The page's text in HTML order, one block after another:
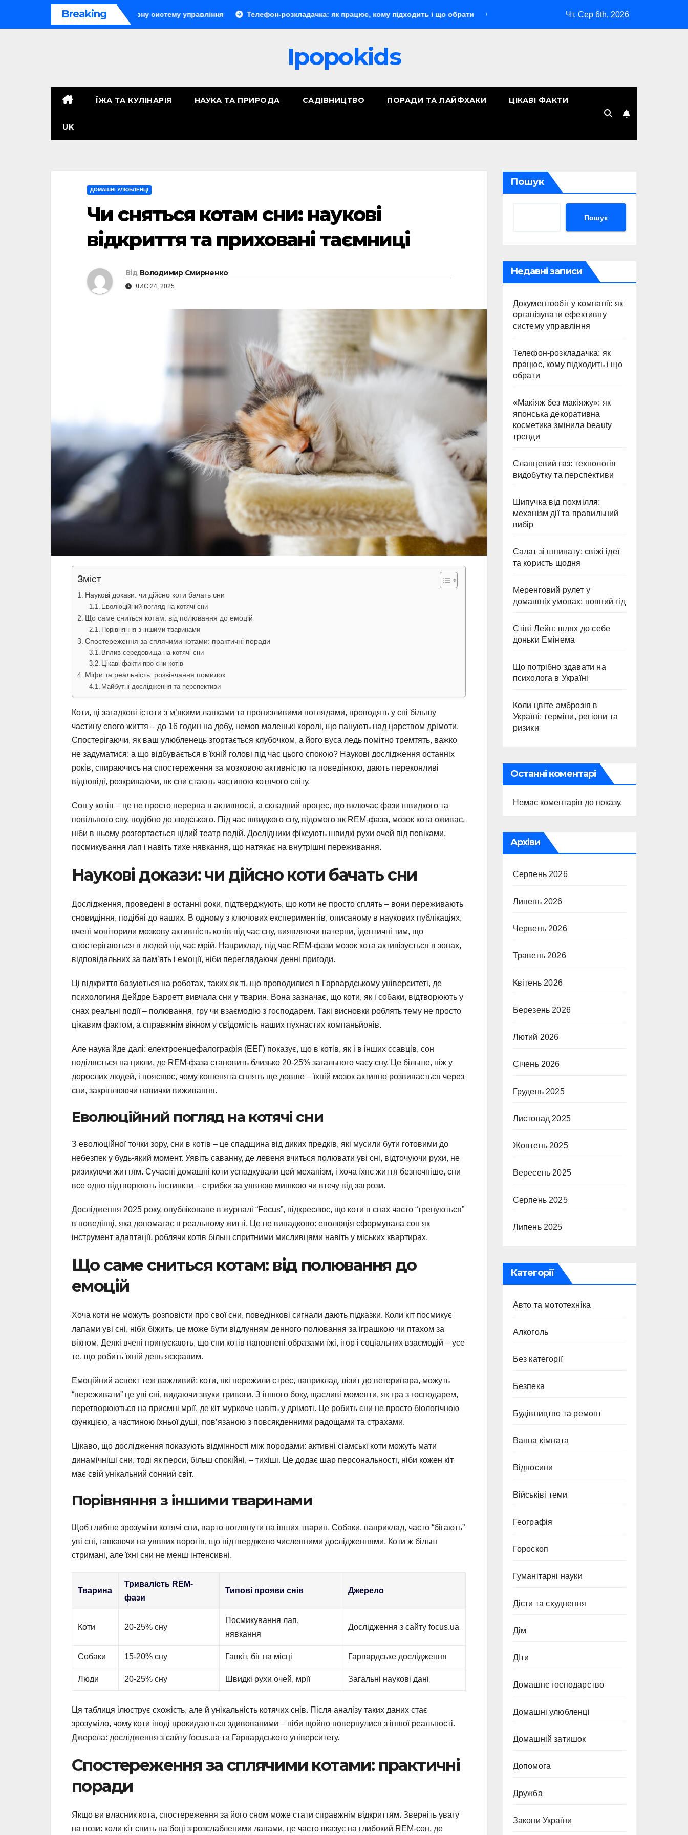
Breaking
як організувати ефективну систему управління Телефон-розкладачка: як працює, кому підходить і що обрати «Макіяж без макіяжу»: як японська декоративна косметика
Чт. Сер 6th, 2026
Ipopokids
ЇЖА ТА КУЛІНАРІЯ НАУКА ТА ПРИРОДА САДІВНИЦТВО ПОРАДИ ТА ЛАЙФХАКИ ЦІКАВІ ФАКТИ
UK
ДОМАШНІ УЛЮБЛЕНЦІ
Чи сняться котам сни: наукові
відкриття та приховані таємниці
Від Володимир Смирненко
ЛИС 24, 2025
Зміст
Наукові докази: чи дійсно коти бачать сни
Еволюційний погляд на котячі сни
Що саме сниться котам: від полювання до емоцій
Порівняння з іншими тваринами
Спостереження за сплячими котами: практичні поради
Вплив середовища на котячі сни
Цікаві факти про сни котів
Міфи та реальність: розвінчання помилок
Майбутні дослідження та перспективи
Коти, ці загадкові істоти з м’якими лапками та пронизливими поглядами, проводять у сні більшу
частину свого життя – до 16 годин на добу, немов маленькі королі, що панують над царством дрімоти.
Спостерігаючи, як ваш улюбленець згортається клубочком, а його вуса ледь помітно тремтять, важко
не задуматися: а що відбувається в їхній голові під час цього спокою? Наукові дослідження останніх
років, спираючись на спостереження за мозковою активністю та поведінкою, дають переконливі
відповіді, розкриваючи, як сни стають частиною котячого світу.
Сон у котів – це не просто перерва в активності, а складний процес, що включає фази швидкого та
повільного сну, подібно до людського. Під час швидкого сну, відомого як REM-фаза, мозок кота оживає,
ніби в ньому розгортається цілий театр подій. Дослідники фіксують швидкі рухи очей під повіками,
посмикування лап і навіть тихе нявкання, що натякає на внутрішні переживання.
Наукові докази: чи дійсно коти бачать сни
Дослідження, проведені в останні роки, підтверджують, що коти не просто сплять – вони переживають
сновидіння, подібні до наших. В одному з ключових експериментів, описаному в наукових публікаціях,
вчені моніторили мозкову активність котів під час сну, виявляючи патерни, ідентичні тим, що
спостерігаються в людей під час мрій. Наприклад, під час REM-фази мозок кота активізується в зонах,
відповідальних за пам’ять і емоції, ніби переглядаючи денні пригоди.
Ці відкриття базуються на роботах, таких як ті, що проводилися в Гарвардському університеті, де
психологиня Дейдре Барретт вивчала сни у тварин. Вона зазначає, що коти, як і собаки, відтворюють у
снах реальні події – полювання, гру чи взаємодію з господарем. Такі висновки роблять тему не просто
цікавим фактом, а справжнім вікном у свідомість наших пухнастих компаньйонів.
Але наука йде далі: електроенцефалографія (ЕЕГ) показує, що в котів, як і в інших ссавців, сон
поділяється на цикли, де REM-фаза становить близько 20-25% загального часу сну. Це більше, ніж у
дорослих людей, і пояснює, чому кошенята сплять ще довше – їхній мозок активно розвивається через
сни, закріплюючи навички виживання.
Еволюційний погляд на котячі сни
З еволюційної точки зору, сни в котів – це спадщина від диких предків, які мусили бути готовими до
небезпек у будь-який момент. Уявіть саванну, де левеня вчиться полювати уві сні, відточуючи рухи, не
ризикуючи життям. Сучасні домашні коти успадкували цей механізм, і хоча їхнє життя безпечніше, сни
все одно відтворюють інстинкти – стрибки за уявною мишкою чи втечу від загрози.
Дослідження 2025 року, опубліковане в журналі “Focus”, підкреслює, що коти в снах часто “тренуються”
в поведінці, яка допомагає в реальному житті. Це не випадково: еволюція сформувала сон як
інструмент адаптації, роблячи котів більш спритними мисливцями навіть у міських квартирах.
Що саме сниться котам: від полювання до
емоцій
Хоча коти не можуть розповісти про свої сни, поведінкові сигнали дають підказки. Коли кіт посмикує
лапами уві сні, ніби біжить, це може бути відлунням денного полювання за іграшкою чи птахом за
вікном. Деякі вчені припускають, що сни котів наповнені образами їжі, ігор і соціальних взаємодій – усе
те, що робить їхній день яскравим.
Емоційний аспект теж важливий: коти, які пережили стрес, наприклад, візит до ветеринара, можуть
“переживати” це уві сні, видаючи звуки тривоги. З іншого боку, щасливі моменти, як гра з господарем,
перетворюються на приємні мрії, де кіт муркоче навіть у дрімоті. Це робить сни не просто біологічною
функцією, а частиною їхньої душі, пов’язаною з повсякденними радощами та страхами.
Цікаво, що дослідження показують відмінності між породами: активні сіамські коти можуть мати
динамічніші сни, тоді як перси, більш спокійні, – тихіші. Це додає шар персональності, ніби кожен кіт
має свій унікальний сонний світ.
Порівняння з іншими тваринами
Щоб глибше зрозуміти котячі сни, варто поглянути на інших тварин. Собаки, наприклад, часто “бігають”
уві сні, гавкаючи на уявних ворогів, що підтверджено численними дослідженнями. Коти ж більш
стримані, але їхні сни не менш інтенсивні.
Тварина
Тривалість REM-
фази
Типові прояви снів Джерело
Коти 20-25% сну
Посмикування лап,
нявкання
Дослідження з сайту focus.ua
Собаки 15-20% сну Гавкіт, біг на місці Гарвардське дослідження
Люди 20-25% сну Швидкі рухи очей, мрії Загальні наукові дані
Ця таблиця ілюструє схожість, але й унікальність котячих снів. Після аналізу таких даних стає
зрозуміло, чому коти іноді прокидаються здивованими – ніби щойно повернулися з іншої реальності.
Джерела: дослідження з сайту focus.ua та Гарвардського університету.
Спостереження за сплячими котами: практичні
поради
Якщо ви власник кота, спостереження за його сном може стати справжнім відкриттям. Зверніть увагу
на пози: коли кіт спить на боці з розслабленими лапами, це часто вказує на глибокий REM-сон, де
Пошук
Пошук
Недавні записи
Документообіг у компанії: як
організувати ефективну
систему управління
Телефон-розкладачка: як
працює, кому підходить і що
обрати
«Макіяж без макіяжу»: як
японська декоративна
косметика змінила beauty
тренди
Сланцевий газ: технологія
видобутку та перспективи
Шипучка від похмілля:
механізм дії та правильний
вибір
Салат зі шпинату: свіжі ідеї
та користь щодня
Меренговий рулет у
домашніх умовах: повний гід
Стіві Лейн: шлях до себе
доньки Емінема
Що потрібно здавати на
психолога в Україні
Коли цвіте амброзія в
Україні: терміни, регіони та
ризики
Останні коментарі
Немає коментарів до показу.
Архіви
Серпень 2026
Липень 2026
Червень 2026
Травень 2026
Квітень 2026
Березень 2026
Лютий 2026
Січень 2026
Грудень 2025
Листопад 2025
Жовтень 2025
Вересень 2025
Серпень 2025
Липень 2025
Категорії
Авто та мототехніка
Алкоголь
Без категорії
Безпека
Будівництво та ремонт
Ванна кімната
Відносини
Військіві теми
Географія
Гороскоп
Гуманітарні науки
Дієти та схуднення
Дім
ДІти
Домашнє господарство
Домашні улюбленці
Домашній затишок
Допомога
Дружба
Закони України